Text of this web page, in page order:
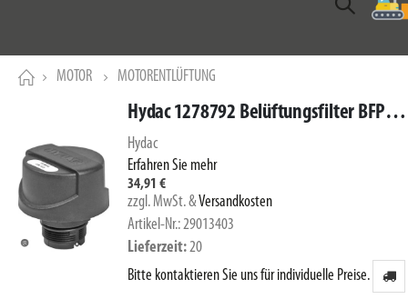
MOTOR MOTORENTLÜFTUNG
Hydac 1278792 Belüftungsfilter BFP30G3W1.0/-RV0.4
Hydac
Erfahren Sie mehr
34,91 €
zzgl. MwSt.&Versandkosten
Artikel-Nr.: 29013403
Lieferzeit 20
Bitte kontaktieren Sie uns für individuelle Preise.